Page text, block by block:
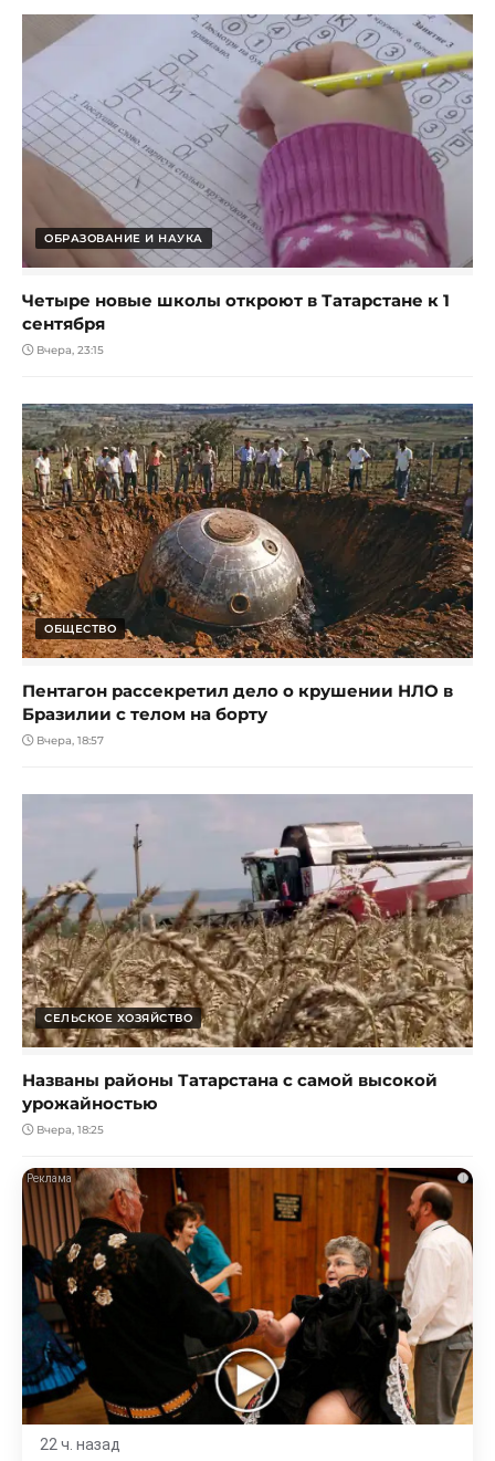
ОБРАЗОВАНИЕ И НАУКА
Четыре новые школы откроют в Татарстане к 1
сентября
Вчера, 23:15
ОБЩЕСТВО
Пентагон рассекретил дело о крушении НЛО в
Бразилии с телом на борту
Вчера, 18:57
СЕЛЬСКОЕ ХОЗЯЙСТВО
Названы районы Татарстана с самой высокой
урожайностью
Вчера, 18:25
i
22 ч. назад